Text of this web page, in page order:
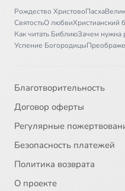
Рождество ХристовоПасха
СвятостьО любвиХристианский
Как читать БиблиюЗачем нужна
Успение Богородицы
Благотворительность
Договор оферты
Регулярные
Безопасность платежей
Политика возврата
О проекте